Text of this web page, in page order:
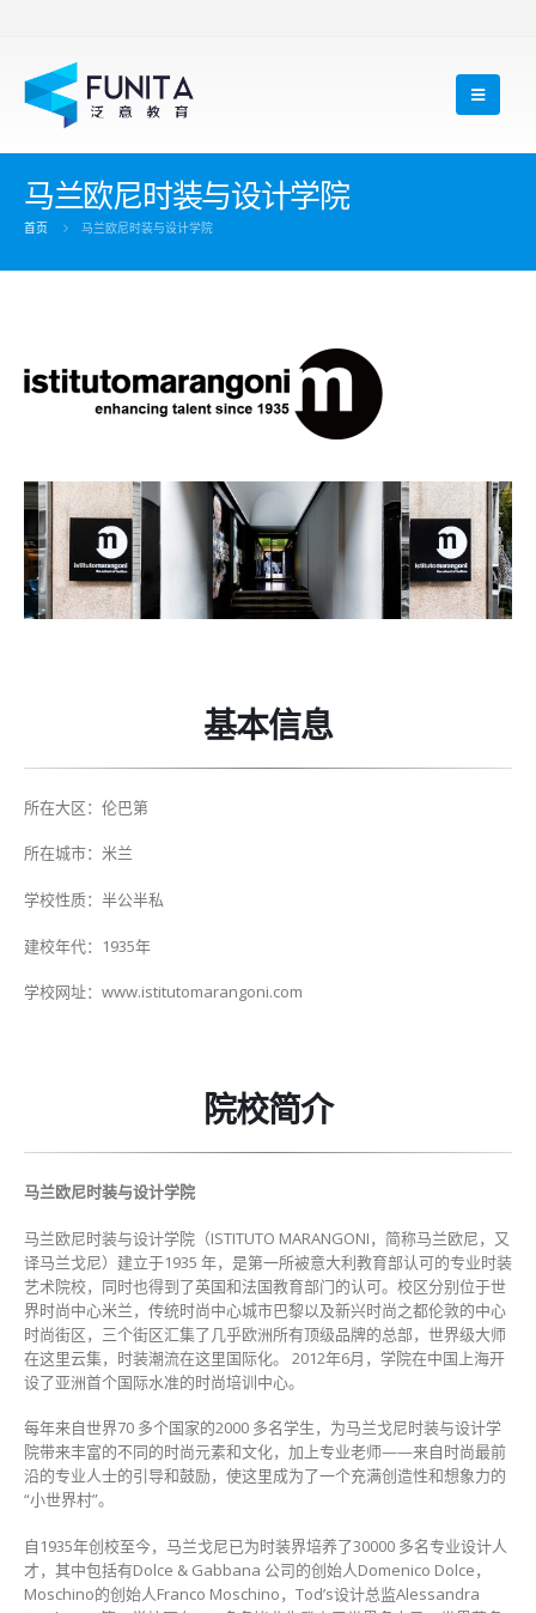
马兰欧尼时装与设计学院
首页 马兰欧尼时装与设计学院
基本信息
所在大区：伦巴第
所在城市：米兰
学校性质：半公半私
建校年代：1935年
学校网址：www.istitutomarangoni.com
院校简介
马兰欧尼时装与设计学院
马兰欧尼时装与设计学院（ISTITUTO MARANGONI，简称马兰欧尼，又
译马兰戈尼）建立于1935 年，是第一所被意大利教育部认可的专业时装
艺术院校，同时也得到了英国和法国教育部门的认可。校区分别位于世
界时尚中心米兰，传统时尚中心城市巴黎以及新兴时尚之都伦敦的中心
时尚街区，三个街区汇集了几乎欧洲所有顶级品牌的总部，世界级大师
在这里云集，时装潮流在这里国际化。 2012年6月，学院在中国上海开
设了亚洲首个国际水准的时尚培训中心。
每年来自世界70 多个国家的2000 多名学生，为马兰戈尼时装与设计学
院带来丰富的不同的时尚元素和文化，加上专业老师——来自时尚最前
沿的专业人士的引导和鼓励，使这里成为了一个充满创造性和想象力的
“小世界村”。
自1935年创校至今，马兰戈尼已为时装界培养了30000 多名专业设计人
才，其中包括有Dolce & Gabbana 公司的创始人Domenico Dolce，
Moschino的创始人Franco Moschino，Tod’s设计总监Alessandra